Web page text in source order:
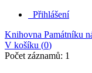
Přihlášení
Knihovna Památníku
V košíku (0)
Počet záznamů: 1